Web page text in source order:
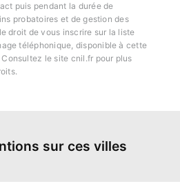
puis pendant la durée de
probatoires et de gestion des
droit de vous inscrire sur la liste
téléphonique, disponible à cette
Consultez le site cnil.fr pour plus
sur ces villes